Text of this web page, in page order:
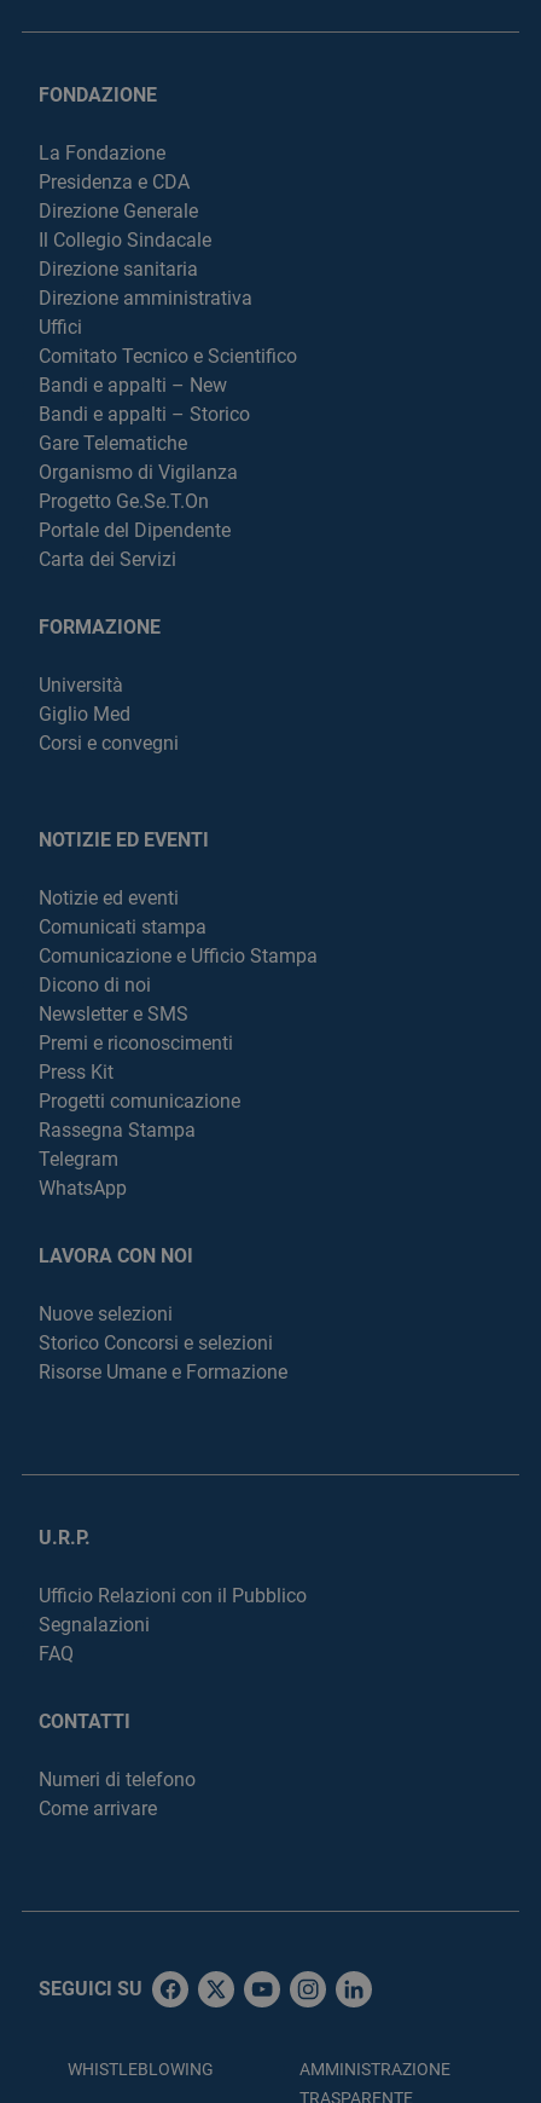
FONDAZIONE
La Fondazione
Presidenza e CDA
Direzione Generale
Il Collegio Sindacale
Direzione sanitaria
Direzione amministrativa
Uffici
Comitato Tecnico e Scientifico
Bandi e appalti – New
Bandi e appalti – Storico
Gare Telematiche
Organismo di Vigilanza
Progetto Ge.Se.T.On
Portale del Dipendente
Carta dei Servizi
FORMAZIONE
Università
Giglio Med
Corsi e convegni
NOTIZIE ED EVENTI
Notizie ed eventi
Comunicati stampa
Comunicazione e Ufficio Stampa
Dicono di noi
Newsletter e SMS
Premi e riconoscimenti
Press Kit
Progetti comunicazione
Rassegna Stampa
Telegram
WhatsApp
LAVORA CON NOI
Nuove selezioni
Storico Concorsi e selezioni
Risorse Umane e Formazione
U.R.P.
Ufficio Relazioni con il Pubblico
Segnalazioni
FAQ
CONTATTI
Numeri di telefono
Come arrivare
SEGUICI SU
WHISTLEBLOWING
AMMINISTRAZIONE
TRASPARENTE